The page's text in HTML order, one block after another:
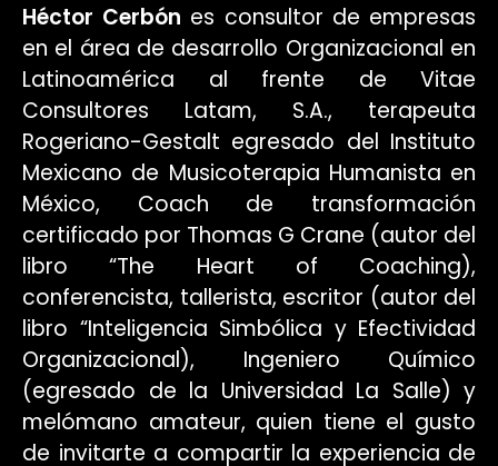
Héctor Cerbón es consultor de empresas
en el área de desarrollo Organizacional en
Latinoamérica al frente de Vitae
Consultores Latam, S.A., terapeuta
Rogeriano-Gestalt egresado del Instituto
Mexicano de Musicoterapia Humanista en
México, Coach de transformación
certificado por Thomas G Crane (autor del
libro “The Heart of Coaching),
conferencista, tallerista, escritor (autor del
libro “Inteligencia Simbólica y Efectividad
Organizacional), Ingeniero Químico
(egresado de la Universidad La Salle) y
melómano amateur, quien tiene el gusto
de invitarte a compartir la experiencia de